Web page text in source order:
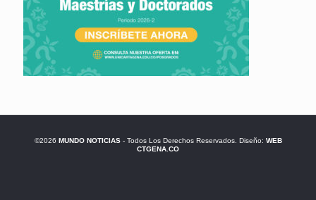
©2026 MUNDO NOTICIAS- Todos Los Derechos Reservados. Diseño: WEB
CTGENA.CO